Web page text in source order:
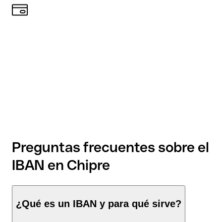
Preguntas frecuentes sobre el
IBAN en Chipre
¿Qué es un IBAN y para qué sirve?